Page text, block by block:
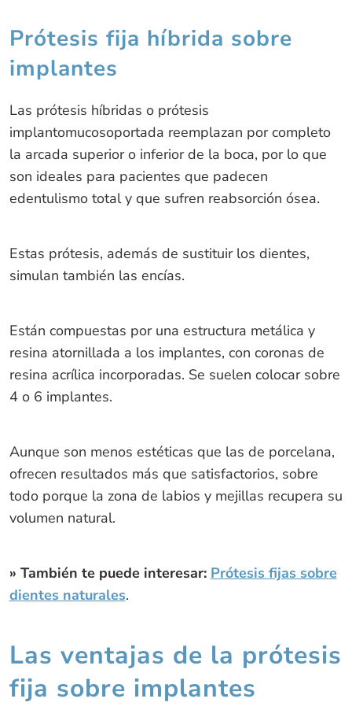
Prótesis fija híbrida sobre
implantes
Las prótesis híbridas o prótesis
implantomucosoportada reemplazan por completo
la arcada superior o inferior de la boca, por lo que
son ideales para pacientes que padecen
edentulismo total y que sufren reabsorción ósea.
Estas prótesis, además de sustituir los dientes,
simulan también las encías.
Están compuestas por una estructura metálica y
resina atornillada a los implantes, con coronas de
resina acrílica incorporadas. Se suelen colocar sobre
4 o 6 implantes.
Aunque son menos estéticas que las de porcelana,
ofrecen resultados más que satisfactorios, sobre
todo porque la zona de labios y mejillas recupera su
volumen natural.
» También te puede interesar: Prótesis fijas sobre
dientes naturales.
Las ventajas de la prótesis
fija sobre implantes